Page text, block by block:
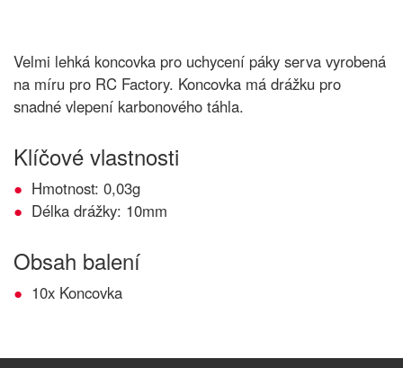
Velmi lehká koncovka pro uchycení páky serva vyrobená
na míru pro RC Factory. Koncovka má drážku pro
snadné vlepení karbonového táhla.
Klíčové vlastnosti
Hmotnost: 0,03g
Délka drážky: 10mm
Obsah balení
10x Koncovka